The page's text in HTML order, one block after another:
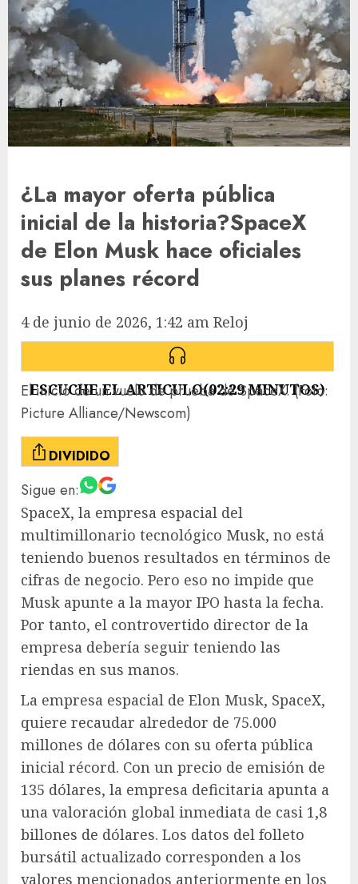
¿La mayor oferta pública
inicial de la historia?SpaceX
de Elon Musk hace oficiales
sus planes récord
4 de junio de 2026, 1:42 am Reloj
ESCUCHE EL ARTICULO(02:29MINUTOS)
El inicio de un vuelo de prueba de SpaceX.(Foto:
Picture Alliance/Newscom)
DIVIDIDO
Sigue en:
SpaceX, la empresa espacial del
multimillonario tecnológico Musk, no está
teniendo buenos resultados en términos de
cifras de negocio. Pero eso no impide que
Musk apunte a la mayor IPO hasta la fecha.
Por tanto, el controvertido director de la
empresa debería seguir teniendo las
riendas en sus manos.
La empresa espacial de Elon Musk, SpaceX,
quiere recaudar alrededor de 75.000
millones de dólares con su oferta pública
inicial récord. Con un precio de emisión de
135 dólares, la empresa deficitaria apunta a
una valoración global inmediata de casi 1,8
billones de dólares. Los datos del folleto
bursátil actualizado corresponden a los
valores mencionados anteriormente en los